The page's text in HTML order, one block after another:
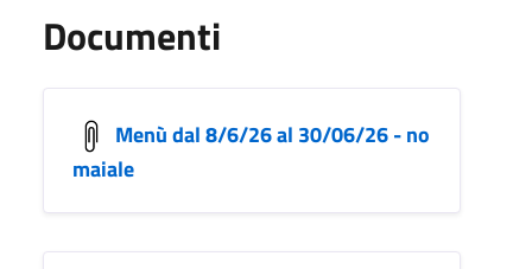
Documenti
Menù dal 8/6/26 al 30/06/26 - no
maiale